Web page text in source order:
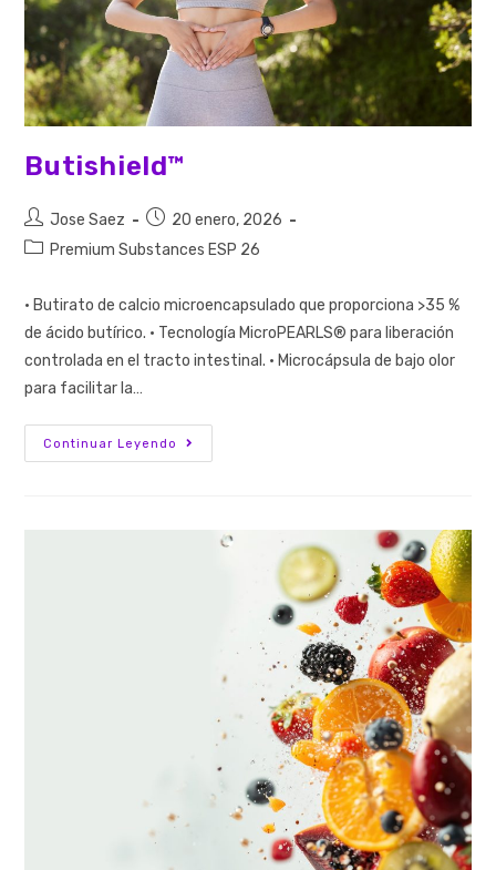
Butishield™
Jose Saez
20 enero, 2026
Premium Substances ESP 26
· Butirato de calcio microencapsulado que proporciona >35 %
de ácido butírico. · Tecnología MicroPEARLS® para liberación
controlada en el tracto intestinal. · Microcápsula de bajo olor
para facilitar la…
Continuar Leyendo